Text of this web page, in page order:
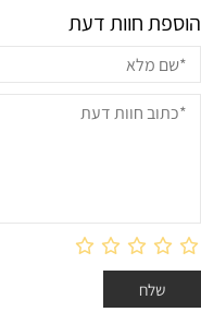
הוספת חוות דעת